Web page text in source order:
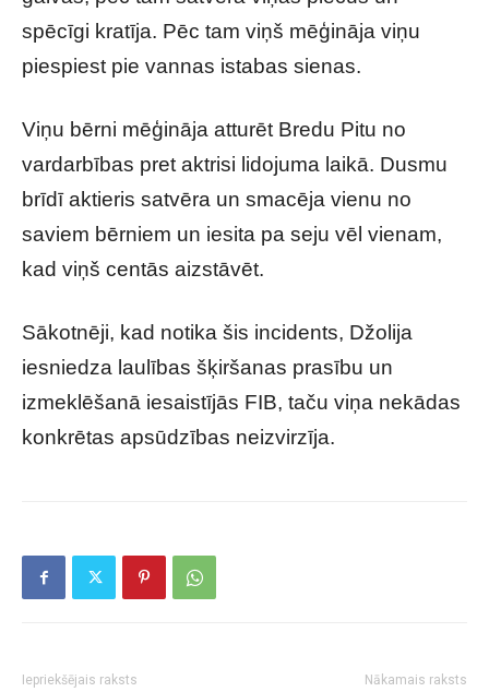
spēcīgi kratīja. Pēc tam viņš mēģināja viņu
piespiest pie vannas istabas sienas.
Viņu bērni mēģināja atturēt Bredu Pitu no
vardarbības pret aktrisi lidojuma laikā. Dusmu
brīdī aktieris satvēra un smacēja vienu no
saviem bērniem un iesita pa seju vēl vienam,
kad viņš centās aizstāvēt.
Sākotnēji, kad notika šis incidents, Džolija
iesniedza laulības šķiršanas prasību un
izmeklēšanā iesaistījās FIB, taču viņa nekādas
konkrētas apsūdzības neizvirzīja.
Iepriekšējais raksts Nākamais raksts